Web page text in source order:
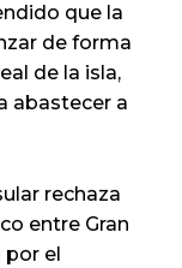
que la
de forma
de la isla,
abastecer a
rechaza
entre Gran
el